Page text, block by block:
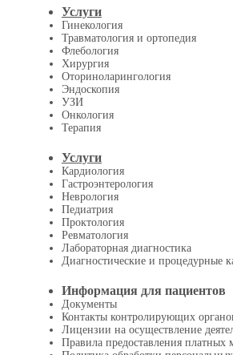
Услуги
Гинекология
Травматология и ортопедия
Флебология
Хирургия
Оториноларингология
Эндоскопия
УЗИ
Онкология
Терапия
Услуги
Кардиология
Гастроэнтерология
Неврология
Педиатрия
Проктология
Ревматология
Лабораторная диагностика
Диагностические и процедурные
Информация для пациентов
Документы
Контакты контролирующих
Лицензии на осуществление
Правила предоставления платных